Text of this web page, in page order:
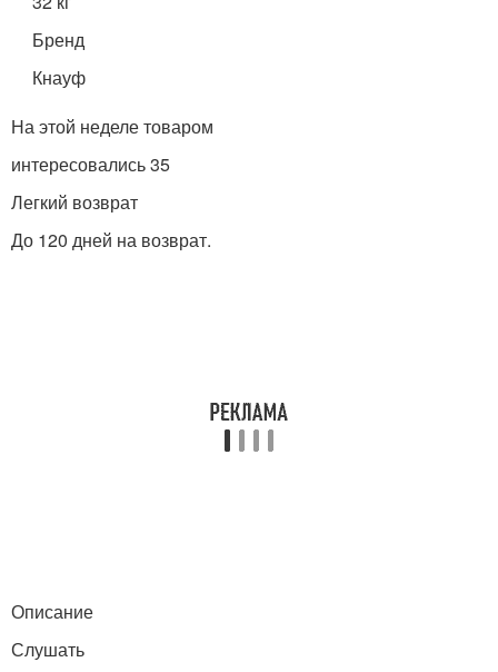
Бренд
Кнауф
На этой неделе товаром
интересовались 35
Легкий возврат
До 120 дней на возврат.
Описание
Слушать